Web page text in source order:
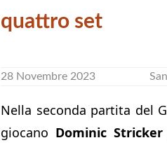
quattro set
28 Novembre 2023
Nella seconda partita del
giocano Dominic Stricker